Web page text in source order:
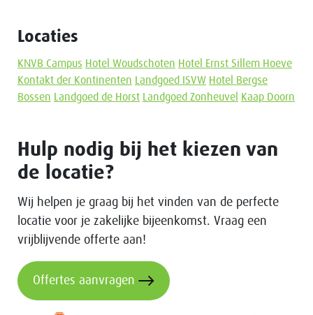
Locaties
KNVB Campus Hotel Woudschoten Hotel Ernst Sillem Hoeve
Kontakt der Kontinenten
Landgoed ISVW Hotel Bergse
Bossen
Landgoed de Horst Landgoed Zonheuvel Kaap Doorn
Hulp nodig bij het kiezen van
de locatie?
Wij helpen je graag bij het vinden van de perfecte
locatie voor je zakelijke bijeenkomst. Vraag een
vrijblijvende offerte aan!
Offertes aanvragen